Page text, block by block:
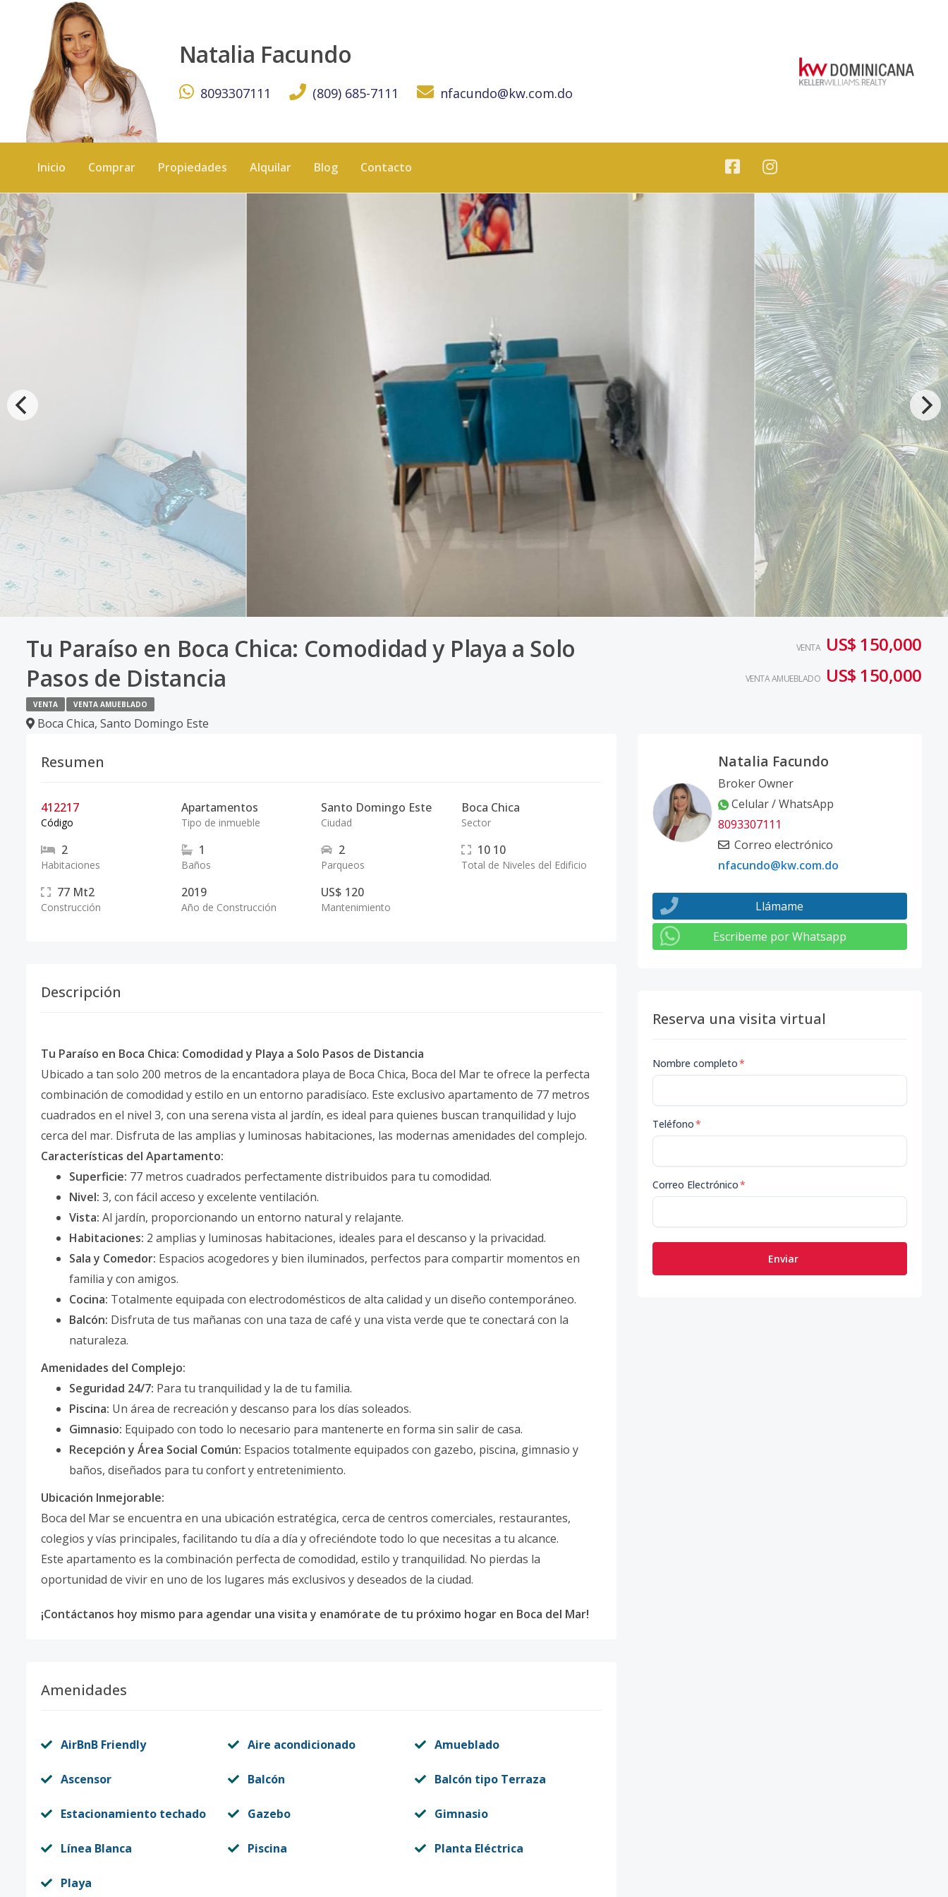
Natalia Facundo
8093307111 (809) 685-7111 nfacundo@kw.com.do
Inicio Comprar Propiedades Alquilar Blog Contacto
Tu Paraíso en Boca Chica: Comodidad y Playa a Solo
Pasos de Distancia
VENTA VENTA AMUEBLADO
Boca Chica, Santo Domingo Este
VENTA US$ 150,000
VENTA AMUEBLADO US$ 150,000
Resumen
412217
Código
Apartamentos
Tipo de inmueble
Santo Domingo Este
Ciudad
Boca Chica
Sector
2
Habitaciones
1
Baños
2
Parqueos
10 10
Total de Niveles del Edificio
77 Mt2
Construcción
2019
Año de Construcción
US$ 120
Mantenimiento
Descripción
Tu Paraíso en Boca Chica: Comodidad y Playa a Solo Pasos de Distancia
Ubicado a tan solo 200 metros de la encantadora playa de Boca Chica, Boca del Mar te ofrece la perfecta
combinación de comodidad y estilo en un entorno paradisíaco. Este exclusivo apartamento de 77 metros
cuadrados en el nivel 3, con una serena vista al jardín, es ideal para quienes buscan tranquilidad y lujo
cerca del mar. Disfruta de las amplias y luminosas habitaciones, las modernas amenidades del complejo.
Características del Apartamento:
Superficie: 77 metros cuadrados perfectamente distribuidos para tu comodidad.
Nivel: 3, con fácil acceso y excelente ventilación.
Vista: Al jardín, proporcionando un entorno natural y relajante.
Habitaciones: 2 amplias y luminosas habitaciones, ideales para el descanso y la privacidad.
Sala y Comedor: Espacios acogedores y bien iluminados, perfectos para compartir momentos en
familia y con amigos.
Cocina: Totalmente equipada con electrodomésticos de alta calidad y un diseño contemporáneo.
Balcón: Disfruta de tus mañanas con una taza de café y una vista verde que te conectará con la
naturaleza.
Amenidades del Complejo:
Seguridad 24/7: Para tu tranquilidad y la de tu familia.
Piscina: Un área de recreación y descanso para los días soleados.
Gimnasio: Equipado con todo lo necesario para mantenerte en forma sin salir de casa.
Recepción y Área Social Común: Espacios totalmente equipados con gazebo, piscina, gimnasio y
baños, diseñados para tu confort y entretenimiento.
Ubicación Inmejorable:
Boca del Mar se encuentra en una ubicación estratégica, cerca de centros comerciales, restaurantes,
colegios y vías principales, facilitando tu día a día y ofreciéndote todo lo que necesitas a tu alcance.
Este apartamento es la combinación perfecta de comodidad, estilo y tranquilidad. No pierdas la
oportunidad de vivir en uno de los lugares más exclusivos y deseados de la ciudad.
¡Contáctanos hoy mismo para agendar una visita y enamórate de tu próximo hogar en Boca del Mar!
Amenidades
AirBnB Friendly Aire acondicionado Amueblado
Ascensor Balcón Balcón tipo Terraza
Estacionamiento techado Gazebo Gimnasio
Línea Blanca Piscina Planta Eléctrica
Playa
Natalia Facundo
Broker Owner
Celular / WhatsApp
8093307111
Correo electrónico
nfacundo@kw.com.do
Llámame
Escribeme por Whatsapp
Reserva una visita virtual
Nombre completo*
Teléfono*
Correo Electrónico*
Enviar
Tu Paraíso en Boca Chica: Comodidad y Playa a Solo Pasos de Distancia - KW DOMINICANA